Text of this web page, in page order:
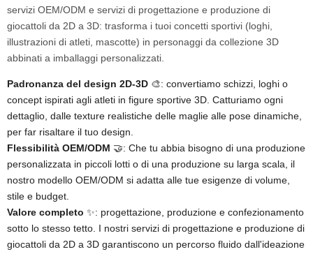
servizi OEM/ODM e servizi di progettazione e produzione di
giocattoli da 2D a 3D: trasforma i tuoi concetti sportivi (loghi,
illustrazioni di atleti, mascotte) in personaggi da collezione 3D
abbinati a imballaggi personalizzati.
Padronanza del design 2D-3D 🎨: convertiamo schizzi, loghi o
concept ispirati agli atleti in figure sportive 3D. Catturiamo ogni
dettaglio, dalle texture realistiche delle maglie alle pose dinamiche,
per far risaltare il tuo design.
Flessibilità OEM/ODM 🤝: Che tu abbia bisogno di una produzione
personalizzata in piccoli lotti o di una produzione su larga scala, il
nostro modello OEM/ODM si adatta alle tue esigenze di volume,
stile e budget.
Valore completo ✨: progettazione, produzione e confezionamento
sotto lo stesso tetto. I nostri servizi di progettazione e produzione di
giocattoli da 2D a 3D garantiscono un percorso fluido dall'ideazione